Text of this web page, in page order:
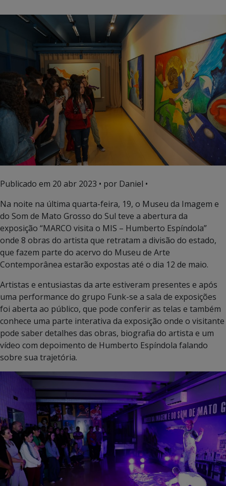
Publicado em 20 abr 2023 • por Daniel •
Na noite na última quarta-feira, 19, o Museu da Imagem e
do Som de Mato Grosso do Sul teve a abertura da
exposição “MARCO visita o MIS – Humberto Espíndola”
onde 8 obras do artista que retratam a divisão do estado,
que fazem parte do acervo do Museu de Arte
Contemporânea estarão expostas até o dia 12 de maio.
Artistas e entusiastas da arte estiveram presentes e após
uma performance do grupo Funk-se a sala de exposições
foi aberta ao público, que pode conferir as telas e também
conhece uma parte interativa da exposição onde o visitante
pode saber detalhes das obras, biografia do artista e um
vídeo com depoimento de Humberto Espíndola falando
sobre sua trajetória.